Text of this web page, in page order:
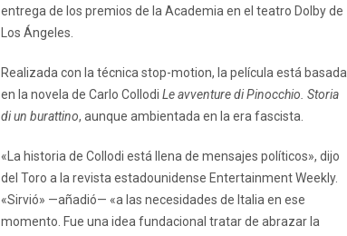
entrega de los premios de la Academia en el teatro Dolby de
Los Ángeles.
Realizada con la técnica stop-motion, la película está basada
en la novela de Carlo Collodi Le avventure di Pinocchio. Storia
di un burattino, aunque ambientada en la era fascista.
«La historia de Collodi está llena de mensajes políticos», dijo
del Toro a la revista estadounidense Entertainment Weekly.
«Sirvió» —añadió— «a las necesidades de Italia en ese
momento. Fue una idea fundacional tratar de abrazar la